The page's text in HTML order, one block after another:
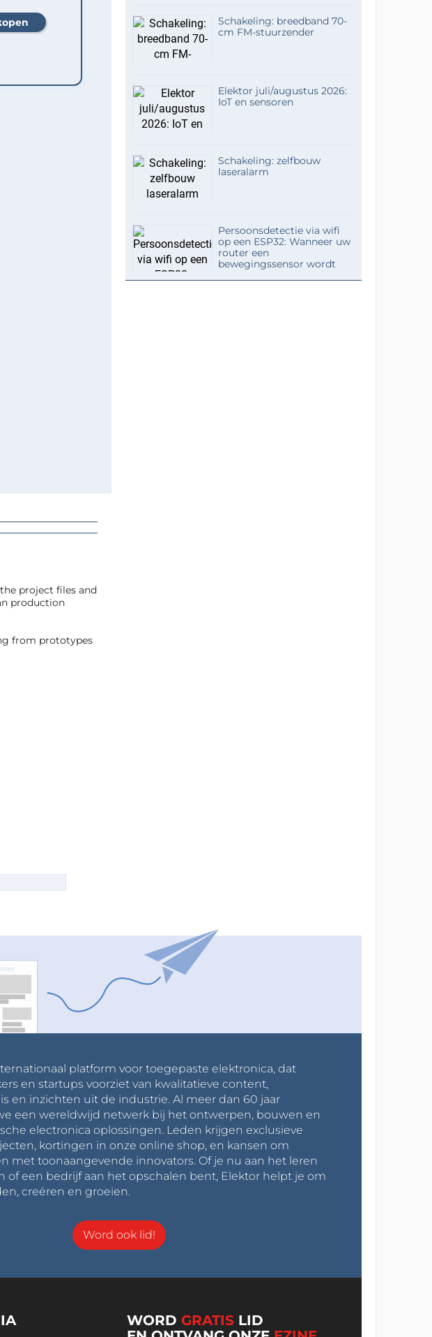
project files and
production
from prototypes
Schakeling: breedband 70-
cm FM-stuurzender
Elektor juli/augustus 2026:
IoT en sensoren
Schakeling: zelfbouw
laseralarm
Persoonsdetectie via wifi
op een ESP32: Wanneer uw
router een
bewegingssensor wordt
platform voor toegepaste elektronica, dat
en startups voorziet van kwalitatieve content,
en inzichten uit de industrie. Al meer dan 60 jaar
een wereldwijd netwerk bij het ontwerpen, bouwen en
electronica oplossingen. Leden krijgen exclusieve
kortingen in onze online shop, en kansen om
met toonaangevende innovators. Of je nu aan het leren
of een bedrijf aan het opschalen bent, Elektor helpt je om
creëren en groeien.
Word ook lid!
WORDGRATIS LID